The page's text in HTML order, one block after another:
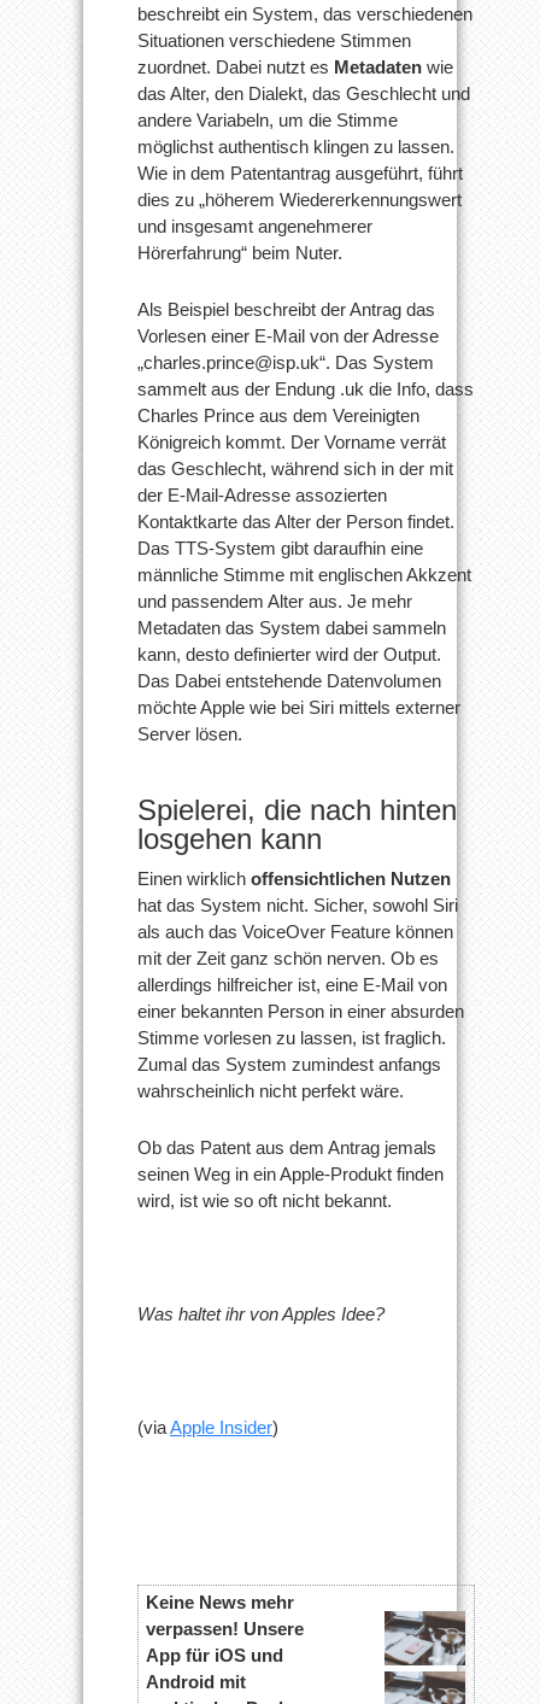
beschreibt ein System, das verschiedenen
Situationen verschiedene Stimmen
zuordnet. Dabei nutzt es Metadaten wie
das Alter, den Dialekt, das Geschlecht und
andere Variabeln, um die Stimme
möglichst authentisch klingen zu lassen.
Wie in dem Patentantrag ausgeführt, führt
dies zu „höherem Wiedererkennungswert
und insgesamt angenehmerer
Hörerfahrung“ beim Nuter.
Als Beispiel beschreibt der Antrag das
Vorlesen einer E-Mail von der Adresse
„charles.prince@isp.uk“. Das System
sammelt aus der Endung .uk die Info, dass
Charles Prince aus dem Vereinigten
Königreich kommt. Der Vorname verrät
das Geschlecht, während sich in der mit
der E-Mail-Adresse assozierten
Kontaktkarte das Alter der Person findet.
Das TTS-System gibt daraufhin eine
männliche Stimme mit englischen Akkzent
und passendem Alter aus. Je mehr
Metadaten das System dabei sammeln
kann, desto definierter wird der Output.
Das Dabei entstehende Datenvolumen
möchte Apple wie bei Siri mittels externer
Server lösen.
Spielerei, die nach hinten
losgehen kann
Einen wirklich offensichtlichen Nutzen
hat das System nicht. Sicher, sowohl Siri
als auch das VoiceOver Feature können
mit der Zeit ganz schön nerven. Ob es
allerdings hilfreicher ist, eine E-Mail von
einer bekannten Person in einer absurden
Stimme vorlesen zu lassen, ist fraglich.
Zumal das System zumindest anfangs
wahrscheinlich nicht perfekt wäre.
Ob das Patent aus dem Antrag jemals
seinen Weg in ein Apple-Produkt finden
wird, ist wie so oft nicht bekannt.
Was haltet ihr von Apples Idee?
(viaApple Insider)
Keine News mehr
verpassen! Unsere
App für iOS und
Android mit